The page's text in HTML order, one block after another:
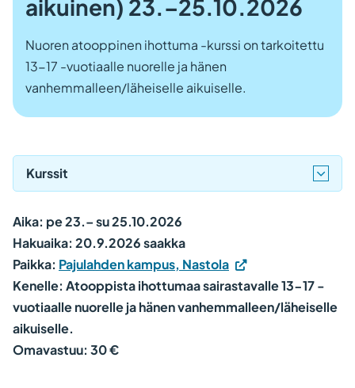
aikuinen) 23.–25.10.2026
Nuoren atooppinen ihottuma -kurssi on tarkoitettu
13-17 -vuotiaalle nuorelle ja hänen
vanhemmalleen/läheiselle aikuiselle.
Kurssit
Aika: pe 23.– su 25.10.2026
Hakuaika: 20.9.2026 saakka
Paikka: Pajulahden kampus, Nastola(Vieraile
ulkoisella
sivustolla.
Kenelle: Atooppista ihottumaa sairastavalle 13-17 -
vuotiaalle nuorelle ja hänen vanhemmalleen/läheiselle
aikuiselle.
Omavastuu: 30 €